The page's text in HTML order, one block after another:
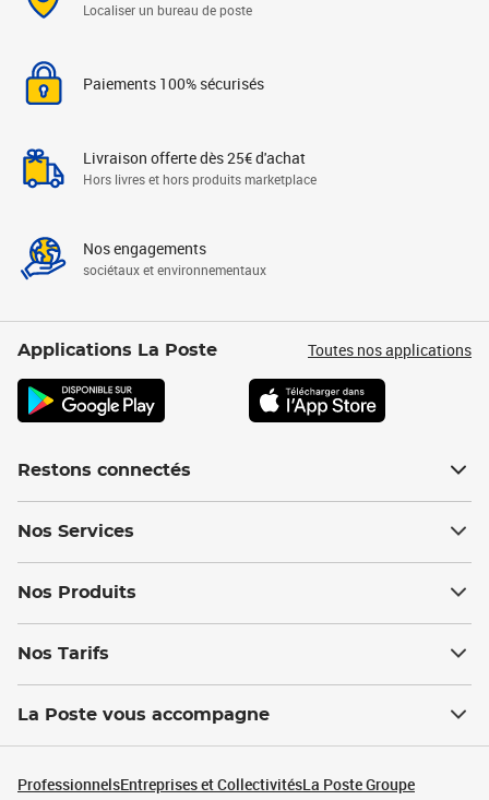
Localiser un bureau de poste
Paiements 100% sécurisés
Livraison offerte dès 25€ d'achat
Hors livres et hors produits marketplace
Nos engagements
sociétaux et environnementaux
Applications La Poste Toutes nos applications
Restons connectés
Nos Services
Nos Produits
Nos Tarifs
La Poste vous accompagne
ProfessionnelsEntreprises et CollectivitésLa Poste Groupe